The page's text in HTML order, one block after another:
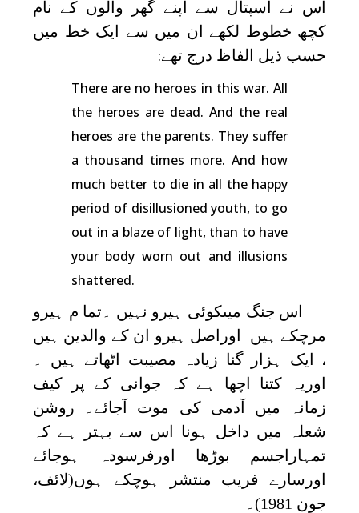
اس نے اسپتال سے اپنے گھر والوں کے نام
کچھ خطوط لکھے ان میں سے ایک خط میں
حسب ذیل الفاظ درج تھے:
There are no heroes in this war. All
the heroes are dead. And the real
heroes are the parents. They suffer
a thousand times more. And how
much better to die in all the happy
period of disillusioned youth, to go
out in a blaze of light, than to have
your body worn out and illusions
shattered.
اس جنگ میںکوئی ہیرو نہیں ۔تما م ہیرو
مرچکے ہیں اوراصل ہیرو ان کے والدین ہیں
، ایک ہزار گنا زیادہ مصیبت اٹھاتے ہیں ۔
اوریہ کتنا اچھا ہے کہ جوانی کے پر کیف
زمانہ میں آدمی کی موت آجائے۔ روشن
شعلہ میں داخل ہونا اس سے بہتر ہے کہ
تمہاراجسم بوڑھا اورفرسودہ ہوجائے
اورسارے فریب منتشر ہوچکے ہوں(لائف،
جون 1981)۔